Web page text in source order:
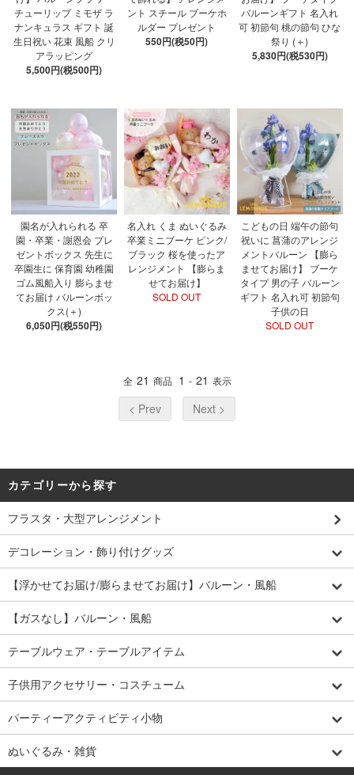
チューリップ ミモザ ラ
ナンキュラス ギフト 誕
生日祝い 花束 風船 クリ
アラッピング
5,500円(税500円)
ント スチール ブーケホ
ルダー プレゼント
550円(税50円)
バルーンギフト 名入れ
可 初節句 桃の節句 ひな
祭り (＋)
5,830円(税530円)
園名が入れられる 卒
園・卒業・謝恩会 プレ
ゼントボックス 先生に
卒園生に 保育園 幼稚園
ゴム風船入り 膨らませ
てお届け バルーンボッ
クス(＋)
6,050円(税550円)
名入れ くま ぬいぐるみ
卒業ミニブーケ ピンク/
ブラック 桜を使ったア
レンジメント 【膨らま
せてお届け】
SOLD OUT
こどもの日 端午の節句
祝いに 菖蒲のアレンジ
メントバルーン 【膨ら
ませてお届け】 ブーケ
タイプ 男の子 バルーン
ギフト 名入れ可 初節句
子供の日
SOLD OUT
全 21 商品 1 - 21 表示
< Prev Next >
カテゴリーから探す
フラスタ・大型アレンジメント
デコレーション・飾り付けグッズ
【浮かせてお届け/膨らませてお届け】バルーン・風船
【ガスなし】バルーン・風船
テーブルウェア・テーブルアイテム
子供用アクセサリー・コスチューム
パーティーアクティビティ小物
ぬいぐるみ・雑貨